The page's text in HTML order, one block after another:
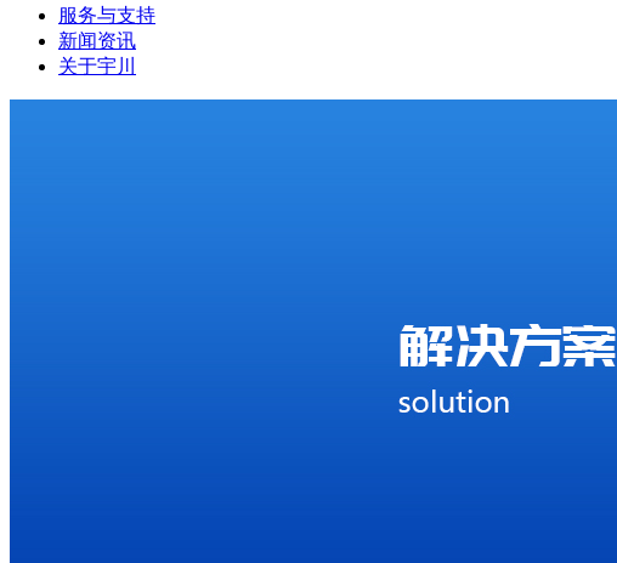
服务与支持
新闻资讯
关于宇川